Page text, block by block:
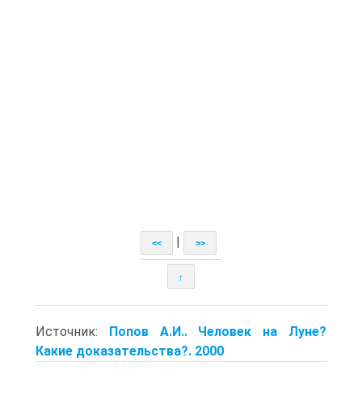
<< >>
↑
Источник: Попов А.И.. Человек на Луне?
Какие доказательства?. 2000